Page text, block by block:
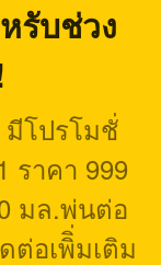
ม่าซื้อแบบไหนถึงจะ
ครื่องพ่นไอน้ำอโรม่
กับคุณ
น์ของการใช้น้ำมัน
เครื่องพ่นไอน้ำอ
ำไมตามบ้านจึงควร
รับช่วง
มีโปรโมชั่
ราคา 999
มล.พ่นต่อ
ต่อเพิิ่มเติม